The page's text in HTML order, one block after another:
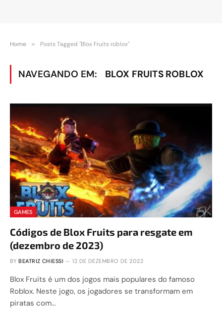
Home » Posts Tagged "Blox Fruits roblox"
NAVEGANDO EM: BLOX FRUITS ROBLOX
GAMES
Códigos de Blox Fruits para resgate em
(dezembro de 2023)
BY BEATRIZ CHIESSI 12 DE DEZEMBRO DE 2022
Blox Fruits é um dos jogos mais populares do famoso
Roblox. Neste jogo, os jogadores se transformam em
piratas com…